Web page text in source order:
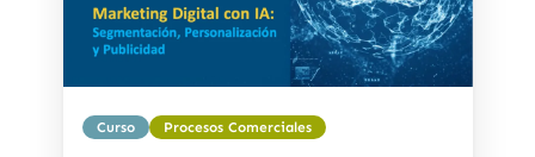
Curso Procesos Comerciales